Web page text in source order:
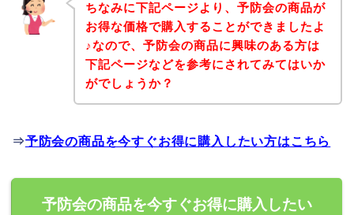
ちなみに下記ページより、予防会の商品が
お得な価格で購入することができましたよ
♪なので、予防会の商品に興味のある方は
下記ページなどを参考にされてみてはいか
がでしょうか？
⇒予防会の商品を今すぐお得に購入したい方はこちら
予防会の商品を今すぐお得に購入したい